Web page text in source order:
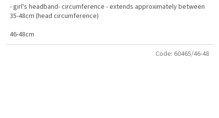
- girl's headband- circumference - extends approximately between
35-48cm (head circumference)
46-48cm
Code: 60465/46-48